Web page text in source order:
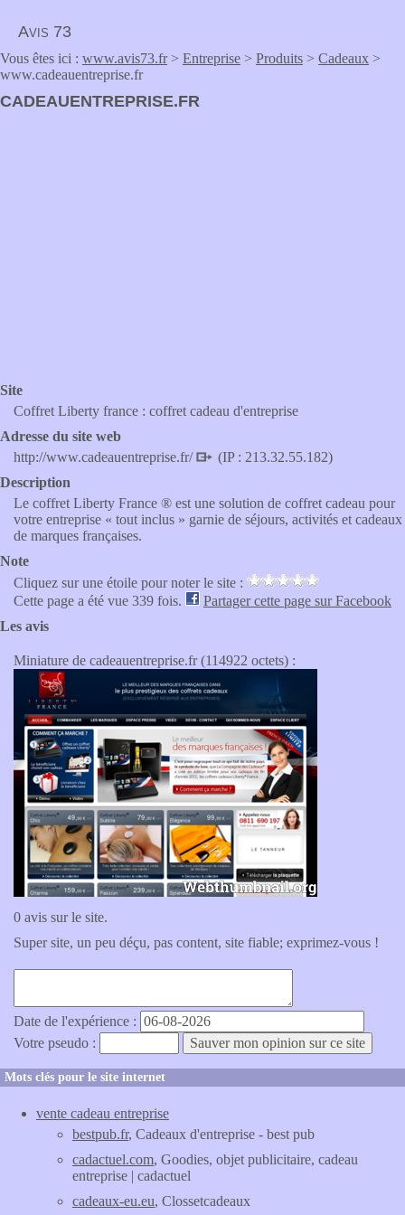
Avis 73
Vous êtes ici : www.avis73.fr> Entreprise > Produits > Cadeaux >
www.cadeauentreprise.fr
CADEAUENTREPRISE.FR
Site
Coffret Liberty france : coffret cadeau d'entreprise
Adresse du site web
http://www.cadeauentreprise.fr/
(IP : 213.32.55.182)
Description
Le coffret Liberty France ® est une solution de coffret cadeau pour
votre entreprise « tout inclus » garnie de séjours, activités et cadeaux
de marques françaises.
Note
Cliquez sur une étoile pour noter le site :
Cette page a été vue 339 fois.
Partager cette page sur Facebook
Les avis
Miniature de cadeauentreprise.fr (114922 octets) :
0 avis sur le site.
Super site, un peu déçu, pas content, site fiable; exprimez-vous !
Date de l'expérience :
Votre pseudo :
Mots clés pour le site internet
vente cadeau entreprise
bestpub.fr, Cadeaux d'entreprise - best pub
cadactuel.com, Goodies, objet publicitaire, cadeau
entreprise | cadactuel
cadeaux-eu.eu, Clossetcadeaux